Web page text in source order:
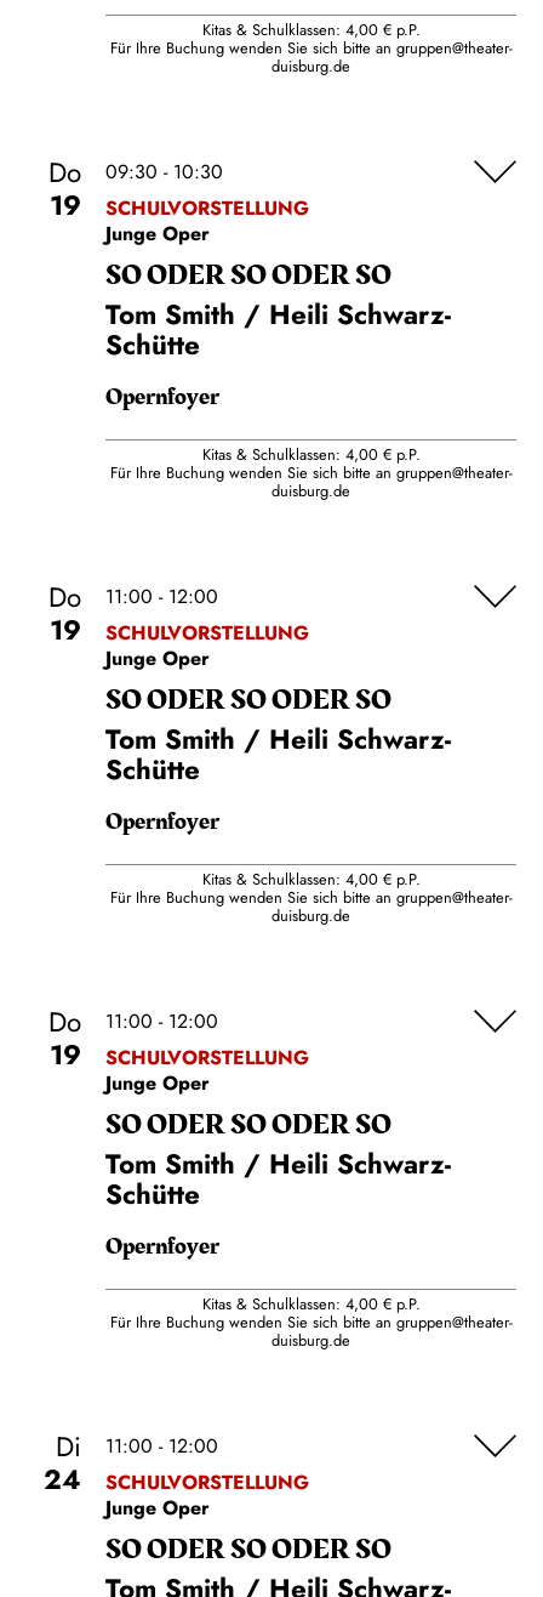
Kitas & Schulklassen: 4,00 € p.P.
Für Ihre Buchung wenden Sie sich bitte an gruppen@theater-
duisburg.de
Do
19
09:30 - 10:30
SCHULVORSTELLUNG
Junge Oper
SO ODER SO ODER SO
Tom Smith / Heili Schwarz-
Schütte
Opernfoyer
Kitas & Schulklassen: 4,00 € p.P.
Für Ihre Buchung wenden Sie sich bitte an gruppen@theater-
duisburg.de
Do
19
11:00 - 12:00
SCHULVORSTELLUNG
Junge Oper
SO ODER SO ODER SO
Tom Smith / Heili Schwarz-
Schütte
Opernfoyer
Kitas & Schulklassen: 4,00 € p.P.
Für Ihre Buchung wenden Sie sich bitte an gruppen@theater-
duisburg.de
Do
19
11:00 - 12:00
SCHULVORSTELLUNG
Junge Oper
SO ODER SO ODER SO
Tom Smith / Heili Schwarz-
Schütte
Opernfoyer
Kitas & Schulklassen: 4,00 € p.P.
Für Ihre Buchung wenden Sie sich bitte an gruppen@theater-
duisburg.de
Di
24
11:00 - 12:00
SCHULVORSTELLUNG
Junge Oper
SO ODER SO ODER SO
Tom Smith / Heili Schwarz-